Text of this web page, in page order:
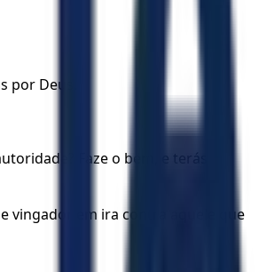
Deus.
Faze o bem, e terás
vingador em ira contra aquele que